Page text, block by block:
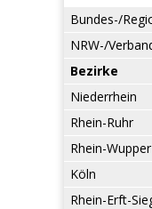
Bundes-/
NRW-/
Bezirke
Niederrhein
Rhein-Ruhr
Rhein-Wupper
Köln
Rhein-Erft-